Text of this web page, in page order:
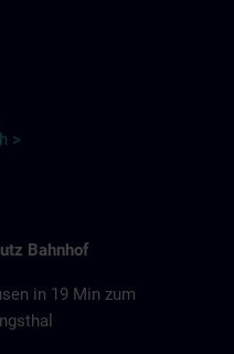
>
Bahnhof
in 19 Min zum